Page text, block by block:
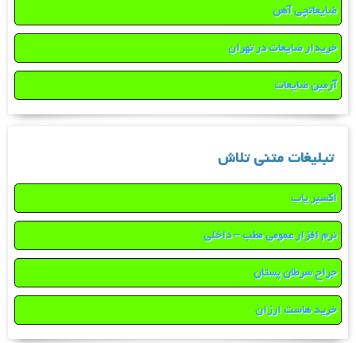
ضایعاتچی آهن
خریدار ضایعات در تهران
آرمین ضایعات
تبلیغات متنی تلاش
اکسیر یاب
نرم افزار عمومی مطب – داخلی
جراح سرطان پستان
خرید هاست ارزان